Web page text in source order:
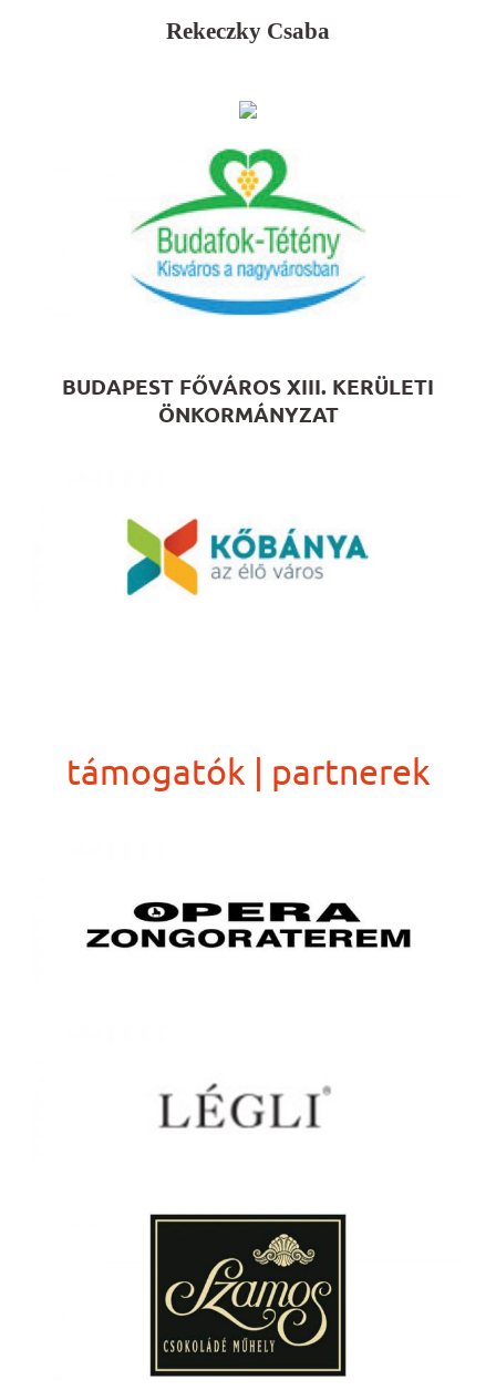
Rekeczky Csaba
BUDAPEST FŐVÁROS XIII. KERÜLETI
ÖNKORMÁNYZAT
támogatók | partnerek